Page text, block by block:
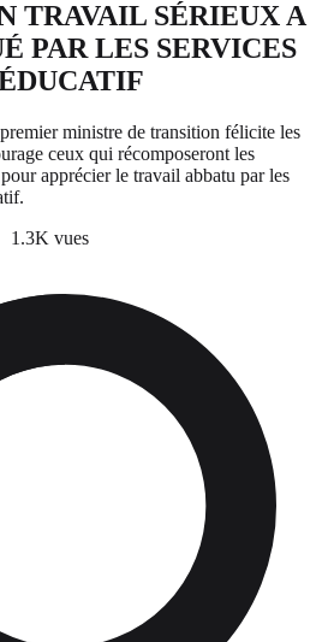
TRAVAIL SÉRIEUX A
PAR LES SERVICES
ministre de transition félicite les
ceux qui récomposeront les
apprécier le travail abbatu par les
1.3K vues